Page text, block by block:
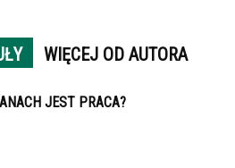
WIĘCEJ OD AUTORA
JEST PRACA?